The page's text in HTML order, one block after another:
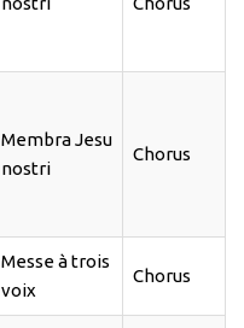
Membra Jesu
nostri
Chorus
Messe à trois
voix
Chorus